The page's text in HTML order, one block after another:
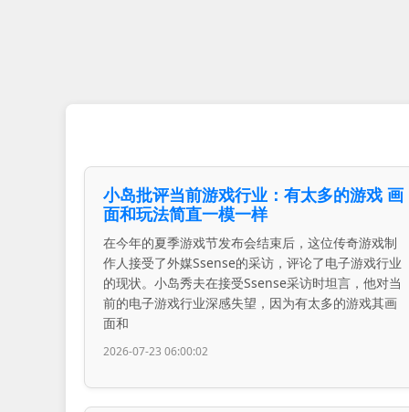
小岛批评当前游戏行业：有太多的游戏 画
面和玩法简直一模一样
在今年的夏季游戏节发布会结束后，这位传奇游戏制
作人接受了外媒Ssense的采访，评论了电子游戏行业
的现状。小岛秀夫在接受Ssense采访时坦言，他对当
前的电子游戏行业深感失望，因为有太多的游戏其画
面和
2026-07-23 06:00:02